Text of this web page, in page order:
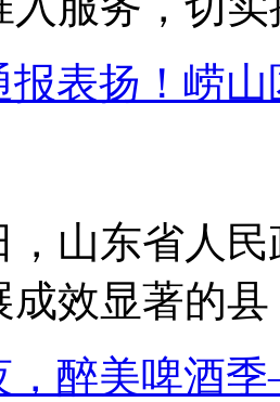
报表扬！崂
东省人民
成效显著的
，醉美啤酒